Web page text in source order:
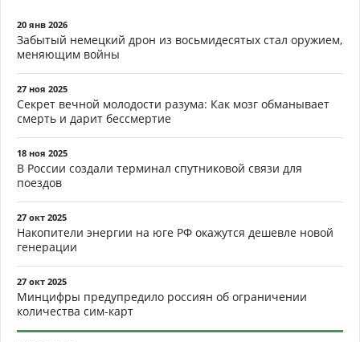
20 янв 2026
Забытый немецкий дрон из восьмидесятых стал оружием,
меняющим войны
27 ноя 2025
Секрет вечной молодости разума: Как мозг обманывает
смерть и дарит бессмертие
18 ноя 2025
В России создали терминал спутниковой связи для
поездов
27 окт 2025
Накопители энергии на юге РФ окажутся дешевле новой
генерации
27 окт 2025
Минцифры предупредило россиян об ограничении
количества сим-карт